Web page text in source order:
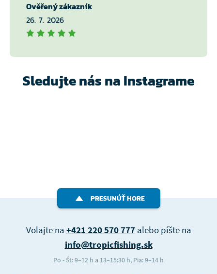
Ověřený zákazník
26. 7. 2026
Sledujte nás na Instagrame
PRESUNÚŤ HORE
Volajte na +421 220 570 777alebo píšte na
info@tropicfishing.sk
Po - Št: 9–12 h a 13–15:30 h, Pia: 9–14 h